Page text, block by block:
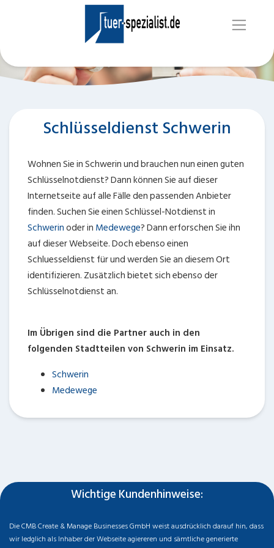
Schlüsseldienst Schwerin
Wohnen Sie in Schwerin und brauchen nun einen guten
Schlüsselnotdienst? Dann können Sie auf dieser
Internetseite auf alle Fälle den passenden Anbieter
finden. Suchen Sie einen Schlüssel-Notdienst in
Schwerinoder in Medewege? Dann erforschen Sie ihn
auf dieser Webseite. Doch ebenso einen
Schluesseldienst fürundwerden Sie an diesem Ort
identifizieren. Zusätzlich bietet sich ebenso der
Schlüsselnotdienstan.
Im Übrigen sind die Partner auch in den
folgenden Stadtteilen von Schwerin im Einsatz.
Schwerin
Medewege
Wichtige Kundenhinweise:
Die CMB Create & Manage Businesses GmbH weist ausdrücklich darauf hin, dass
wir ledglich als Inhaber der Webseite agiereren und sämtliche generierte